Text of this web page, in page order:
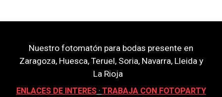
Nuestro fotomatón para bodas presente en
Zaragoza, Huesca, Teruel, Soria, Navarra, Lleida y
La Rioja
ENLACES DE INTERES· TRABAJA CON FOTOPARTY